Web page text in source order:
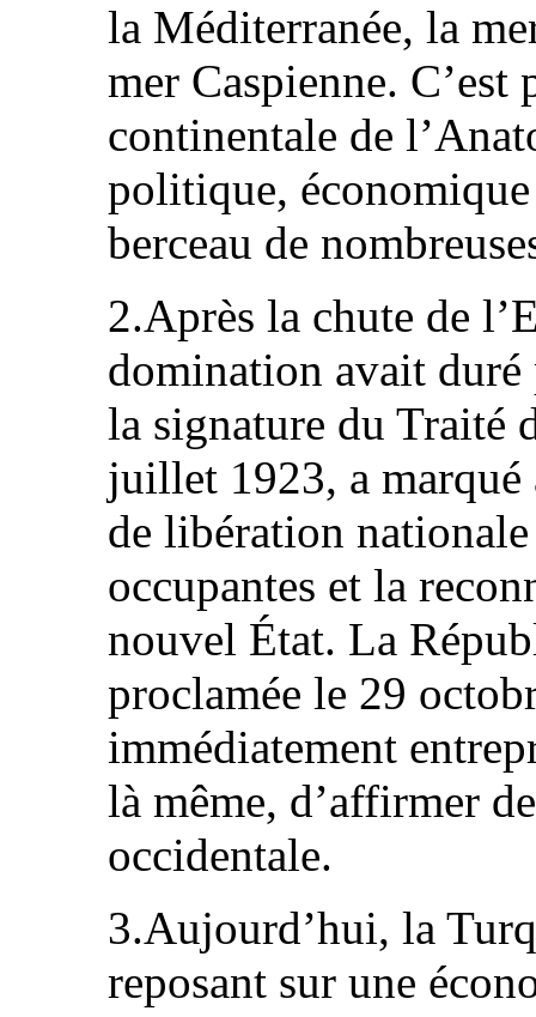
la Méditerranée, la
mer Caspienne.
continentale de
politique,
berceau de
2.Après la chute de
domination avait duré
la signature du Traité
juillet 1923, a
de libération
occupantes et la
nouvel État. La
proclamée le 29
immédiatement
là même, d’affirmer
occidentale.
3.Aujourd’hui, la
reposant sur une